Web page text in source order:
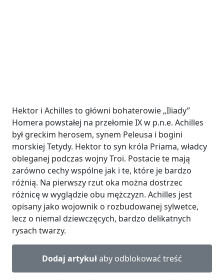
Hektor i Achilles to główni bohaterowie „Iliady”
Homera powstałej na przełomie IX w p.n.e. Achilles
był greckim herosem, synem Peleusa i bogini
morskiej Tetydy. Hektor to syn króla Priama, władcy
obleganej podczas wojny Troi. Postacie te mają
zarówno cechy wspólne jak i te, które je bardzo
różnią. Na pierwszy rzut oka można dostrzec
różnicę w wyglądzie obu mężczyzn. Achilles jest
opisany jako wojownik o rozbudowanej sylwetce,
lecz o niemal dziewczęcych, bardzo delikatnych
rysach twarzy.
Dodaj artykułaby odblokować treść